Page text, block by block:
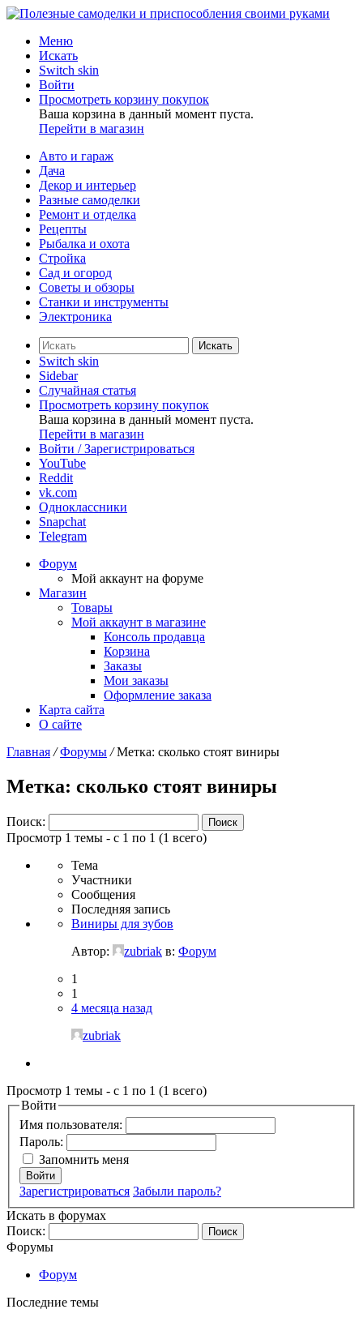
Меню
Искать
Switch skin
Войти
Просмотреть корзину покупок
Ваша корзина в данный момент пуста.
Перейти в магазин
Авто и гараж
Дача
Декор и интерьер
Разные самоделки
Ремонт и отделка
Рецепты
Рыбалка и охота
Стройка
Сад и огород
Советы и обзоры
Станки и инструменты
Электроника
Искать
Switch skin
Sidebar
Случайная статья
Просмотреть корзину покупок
Ваша корзина в данный момент пуста.
Перейти в магазин
Войти / Зарегистрироваться
YouTube
Reddit
vk.com
Одноклассники
Snapchat
Telegram
Форум
Мой аккаунт на форуме
Магазин
Товары
Мой аккаунт в магазине
Консоль продавца
Корзина
Заказы
Мои заказы
Оформление заказа
Карта сайта
О сайте
Главная / Форумы / Метка: сколько стоят виниры
Метка: сколько стоят виниры
Поиск:
Просмотр 1 темы - с 1 по 1 (1 всего)
Тема
Участники
Сообщения
Последняя запись
Виниры для зубов
Автор:
zubriak в: Форум
1
1
4 месяца назад
zubriak
Просмотр 1 темы - с 1 по 1 (1 всего)
Войти
Имя пользователя:
Пароль:
Запомнить меня
Войти
Зарегистрироваться Забыли пароль?
Искать в форумах
Поиск:
Форумы
Форум
Последние темы